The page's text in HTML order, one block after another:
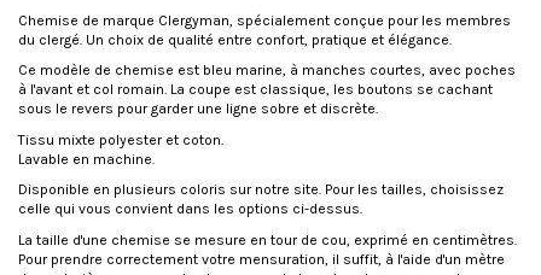
Chemise de marque Clergyman, spécialement conçue pour les membres
du clergé. Un choix de qualité entre confort, pratique et élégance.
Ce modèle de chemise est bleu marine, à manches courtes, avec poches
à l'avant et col romain. La coupe est classique, les boutons se cachant
sous le revers pour garder une ligne sobre et discrète.
Tissu mixte polyester et coton.
Lavable en machine.
Disponible en plusieurs coloris sur notre site. Pour les tailles, choisissez
celle qui vous convient dans les options ci-dessus.
La taille d'une chemise se mesure en tour de cou, exprimé en centimètres.
Pour prendre correctement votre mensuration, il suffit, à l'aide d'un mètre